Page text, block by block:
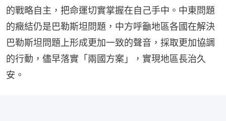
的戰略自主，把命運切實掌握在自己手中。中東問題
的癥結仍是巴勒斯坦問題，中方呼籲地區各國在解決
巴勒斯坦問題上形成更加一致的聲音，採取更加協調
的行動，儘早落實「兩國方案」，實現地區長治久
安。